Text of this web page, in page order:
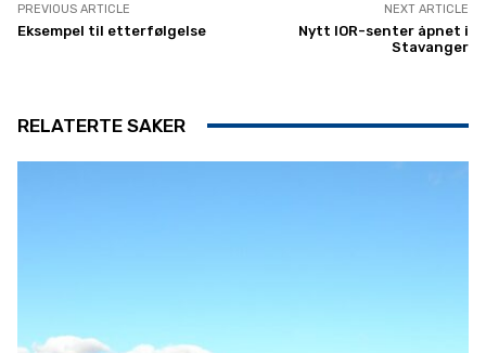
PREVIOUS ARTICLE
Eksempel til etterfølgelse
NEXT ARTICLE
Nytt IOR-senter åpnet i
Stavanger
RELATERTE SAKER